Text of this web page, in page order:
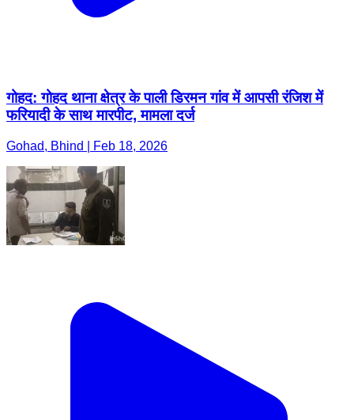
गोहद: गोहद थाना क्षेत्र के पाली डिरमन गांव में आपसी रंजिश में
फरियादी के साथ मारपीट, मामला दर्ज
Gohad, Bhind | Feb 18, 2026